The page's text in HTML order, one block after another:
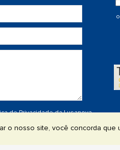
DESTINOS
de Privacidadeda Lusanova
o nosso site, você concorda